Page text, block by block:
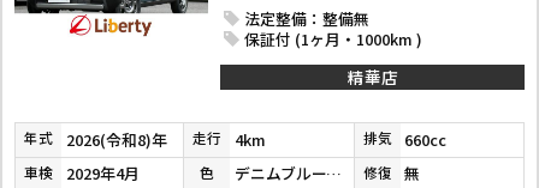
法定整備：整備無
保証付 (1ヶ月・1000km )
精華店
年式 2026(令和8)年 走行 4km 排気 660cc
車検 2029年4月 色 デニムブルーメタリックガンメタリック２Ｔ 修復 無